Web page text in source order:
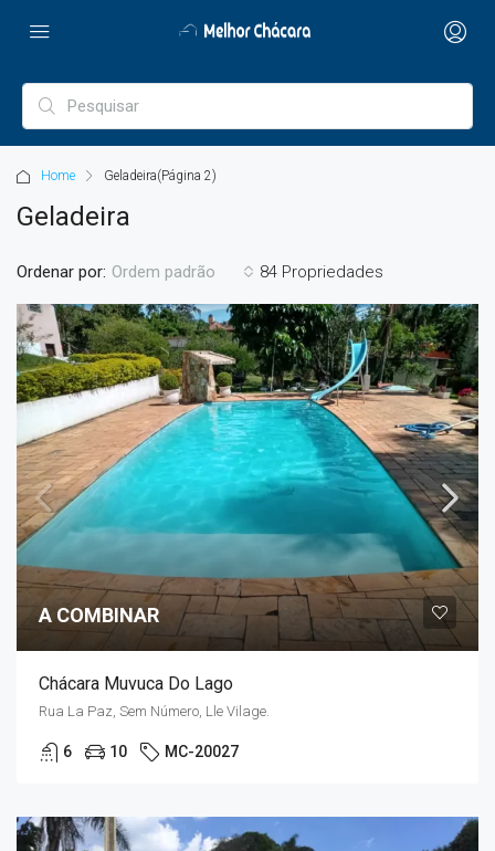
Home Geladeira(Página 2)
Geladeira
84 Propriedades
Ordenar por: Ordem padrão
A COMBINAR
Chácara Muvuca Do Lago
Rua La Paz, Sem Número, Lle Vilage.
6 10 MC-20027